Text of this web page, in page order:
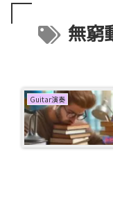
無窮
Guitar演奏